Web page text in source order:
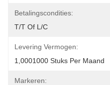
Betalingscondities:
T/T Of L/C
Levering Vermogen:
1,0001000 Stuks Per Maand
Markeren: